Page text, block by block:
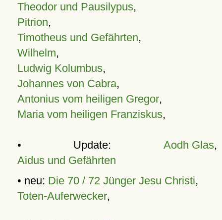
Theodor und Pausilypus,
Pitrion,
Timotheus und Gefährten,
Wilhelm,
Ludwig Kolumbus,
Johannes von Cabra,
Antonius vom heiligen Gregor,
Maria vom heiligen Franziskus,
• Update: Aodh Glas,
Aidus und Gefährten
• neu: Die 70 / 72 Jünger Jesu Christi,
Toten-Auferwecker,